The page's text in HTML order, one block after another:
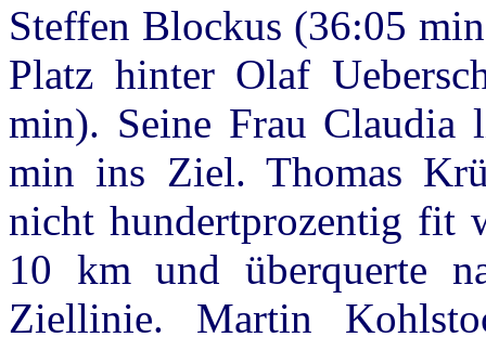
Steffen Blockus (36:05
Platz hinter Olaf
min). Seine Frau Claudia
min ins Ziel. Thomas
nicht hundertprozentig fit
10 km und überquerte
Ziellinie. Martin